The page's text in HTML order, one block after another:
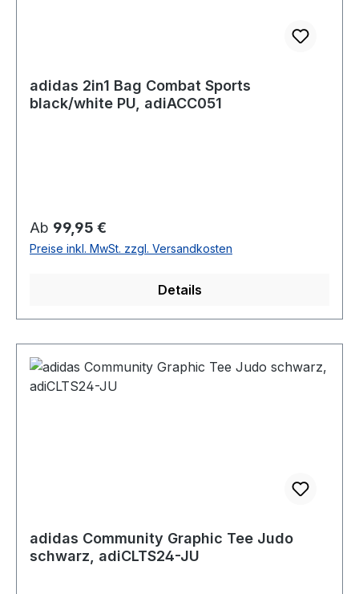
adidas 2in1 Bag Combat Sports
black/white PU, adiACC051
Regulärer Preis:
Ab 99,95 €
Preise inkl. MwSt. zzgl. Versandkosten
Details
adidas Community Graphic Tee Judo
schwarz, adiCLTS24-JU